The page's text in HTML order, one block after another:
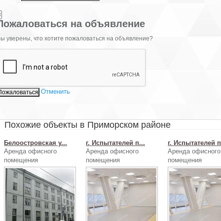
на объявление
уверены, что хотите пожаловаться на объявление?
Отменить
Похожие объекты в Приморском районе
Белоостровская у...
Аренда офисного
помещения
г. Испытателей п...
Аренда офисного
помещения
г. Испытателей
Аренда офисного
помещения